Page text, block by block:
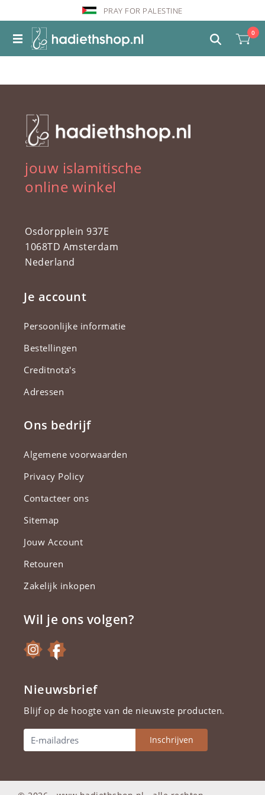
PRAY FOR PALESTINE
0
jouw islamitische
online winkel
Osdorpplein 937E
1068TD Amsterdam
Nederland
Je account
Persoonlijke informatie
Bestellingen
Creditnota's
Adressen
Ons bedrijf
Algemene voorwaarden
Privacy Policy
Contacteer ons
Sitemap
Jouw Account
Retouren
Zakelijk inkopen
Wil je ons volgen?
Nieuwsbrief
Blijf op de hoogte van de nieuwste producten.
Inschrijven